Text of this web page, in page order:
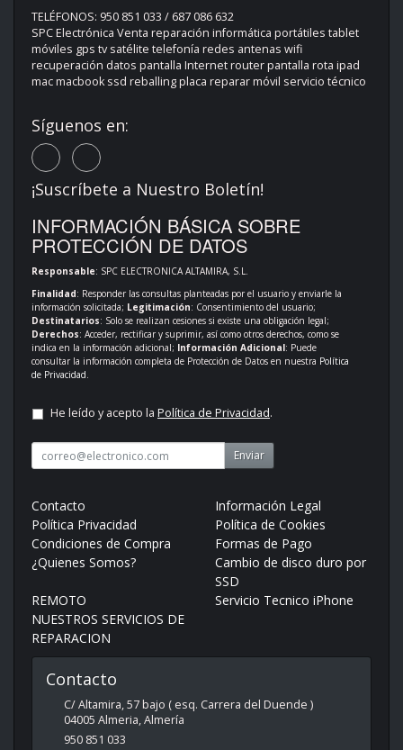
TELÉFONOS: 950 851 033 / 687 086 632
SPC Electrónica Venta reparación informática portátiles tablet
móviles gps tv satélite telefonía redes antenas wifi
recuperación datos pantalla Internet router pantalla rota ipad
mac macbook ssd reballing placa reparar móvil servicio técnico
Síguenos en:
¡Suscríbete a Nuestro Boletín!
INFORMACIÓN BÁSICA SOBRE
PROTECCIÓN DE DATOS
Responsable: SPC ELECTRONICA ALTAMIRA, S.L.
Finalidad: Responder las consultas planteadas por el usuario y enviarle la
información solicitada; Legitimación: Consentimiento del usuario;
Destinatarios: Solo se realizan cesiones si existe una obligación legal;
Derechos: Acceder, rectificar y suprimir, así como otros derechos, como se
indica en la información adicional; Información Adicional: Puede
consultar la información completa de Protección de Datos en nuestra Política
de Privacidad.
He leído y acepto la Política de Privacidad.
Enviar
Contacto
Información Legal
Política Privacidad
Política de Cookies
Condiciones de Compra
Formas de Pago
¿Quienes Somos?
Cambio de disco duro por
SSD
REMOTO
Servicio Tecnico iPhone
NUESTROS SERVICIOS DE
REPARACION
Contacto
C/ Altamira, 57 bajo ( esq. Carrera del Duende )
04005 Almeria,Almería
950 851 033